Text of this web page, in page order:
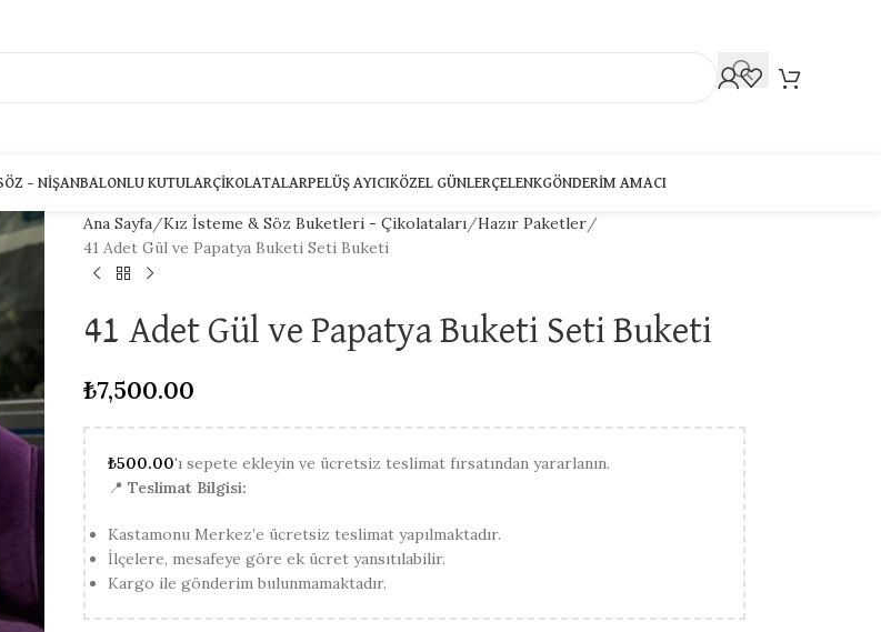
– NIŞANBALONLU KUTULARÇIKOLATALARPELÜŞ AYICIKÖZEL GÜNLERÇELENKGÖNDERIM AMACI
Ana Sayfa Kız İsteme & Söz Buketleri - Çikolataları Hazır Paketler
41 Adet Gül ve Papatya Buketi Seti Buketi
41 Adet Gül ve Papatya Buketi Seti Buketi
₺7,500.00
₺500.00'ı sepete ekleyin ve ücretsiz teslimat fırsatından yararlanın.
📍 Teslimat Bilgisi:
Kastamonu Merkez’e ücretsiz teslimat yapılmaktadır.
İlçelere, mesafeye göre ek ücret yansıtılabilir.
Kargo ile gönderim bulunmamaktadır.